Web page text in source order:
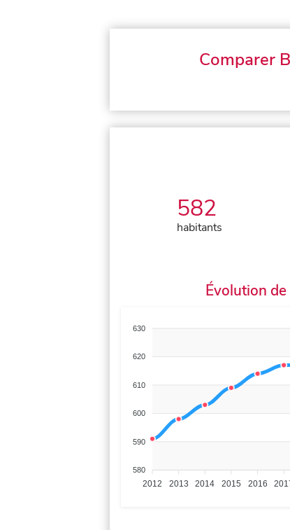
Comparer
582
habitants
Évolution
630
620
610
600
590
580
2012 2013 2014 2015 2016